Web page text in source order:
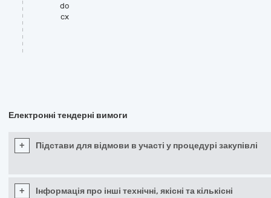
do
cx
Електронні тендерні вимоги
+ Підстави для відмови в участі у процедурі закупівлі
+
Інформація про інші технічні, якісні та кількісні